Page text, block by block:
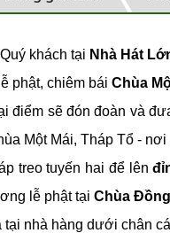
khách tại Nhà Hát
phật, chiêm bái Chùa
điểm sẽ đón đoàn và
Một Mái, Tháp Tổ -
treo tuyến hai để lên
lễ phật tại Chùa Đồng
tại nhà hàng dưới chân